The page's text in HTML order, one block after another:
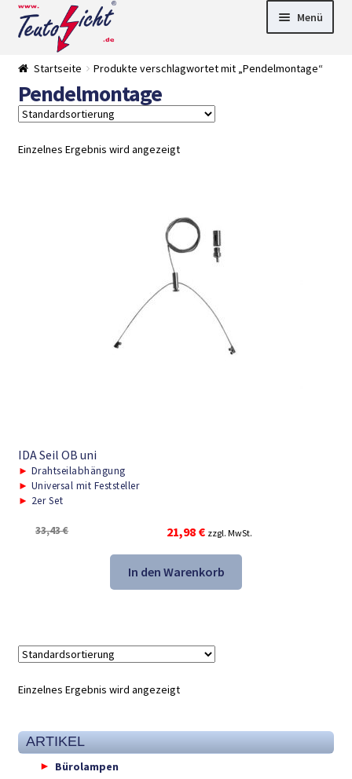
Zur
Navigation
springen
Springe
zum
Menü
► LED Panel
►
Startseite Produkte verschlagwortet mit „Pendelmontage“
Pendelmontage
Einzelnes Ergebnis wird angezeigt
IDA Seil OB uni
► Drahtseilabhängung
► Universal mit Feststeller
► 2er Set
33,43€
Ursprünglicher
Preis
war:
33,43 €
21,98 €Aktueller
Preis
ist:
21,98 €.
zzgl. MwSt.
In den Warenkorb
Einzelnes Ergebnis wird angezeigt
ARTIKEL
Bürolampen